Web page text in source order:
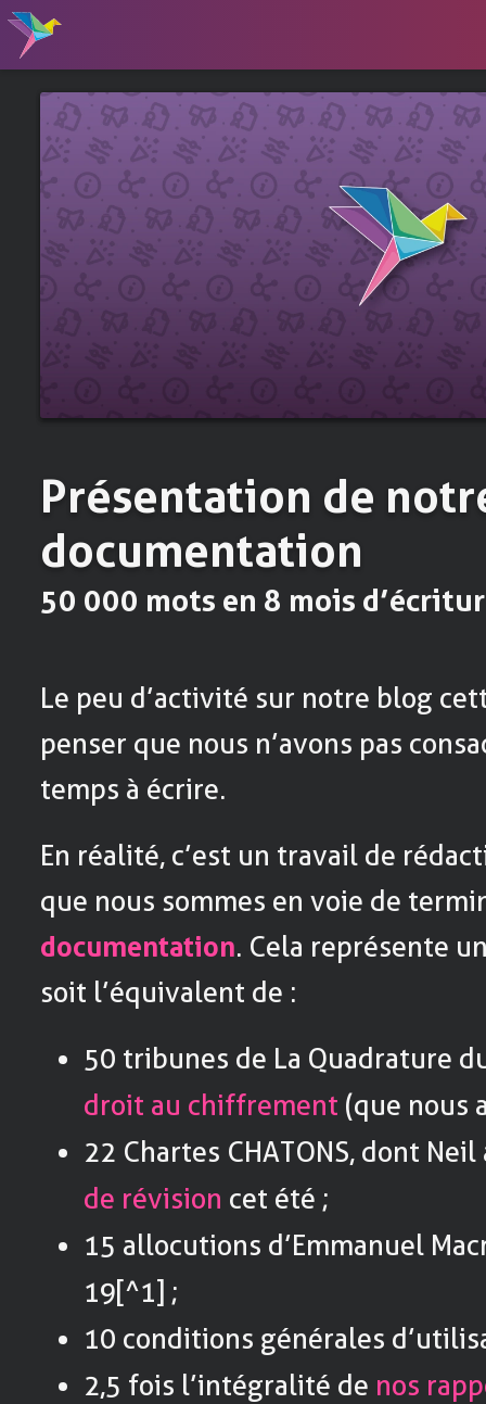
Présentation de
documentation
50 000 mots en 8 mois
Le peu d’activité sur notre blog
penser que nous n’avons pas
temps à écrire.
En réalité, c’est un travail de
que nous sommes en voie de
documentation. Cela représente
soit l’équivalent de :
50 tribunes de La Quadrature
droit au chiffrement (que nous
22 Chartes CHATONS, dont
de révision cet été ;
15 allocutions d’Emmanuel
19[^1] ;
10 conditions générales
2,5 fois l’intégralité de nos